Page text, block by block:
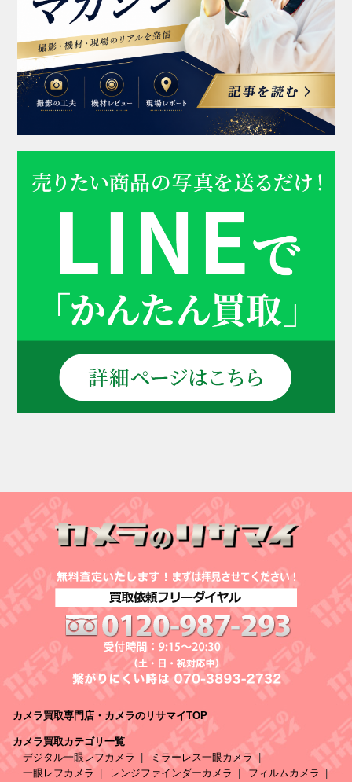
カメラ買取専門店・カメラのリサマイTOP
カメラ買取カテゴリ一覧
デジタル一眼レフカメラ
ミラーレス一眼カメラ
一眼レフカメラ
レンジファインダーカメラ
フィルムカメラ